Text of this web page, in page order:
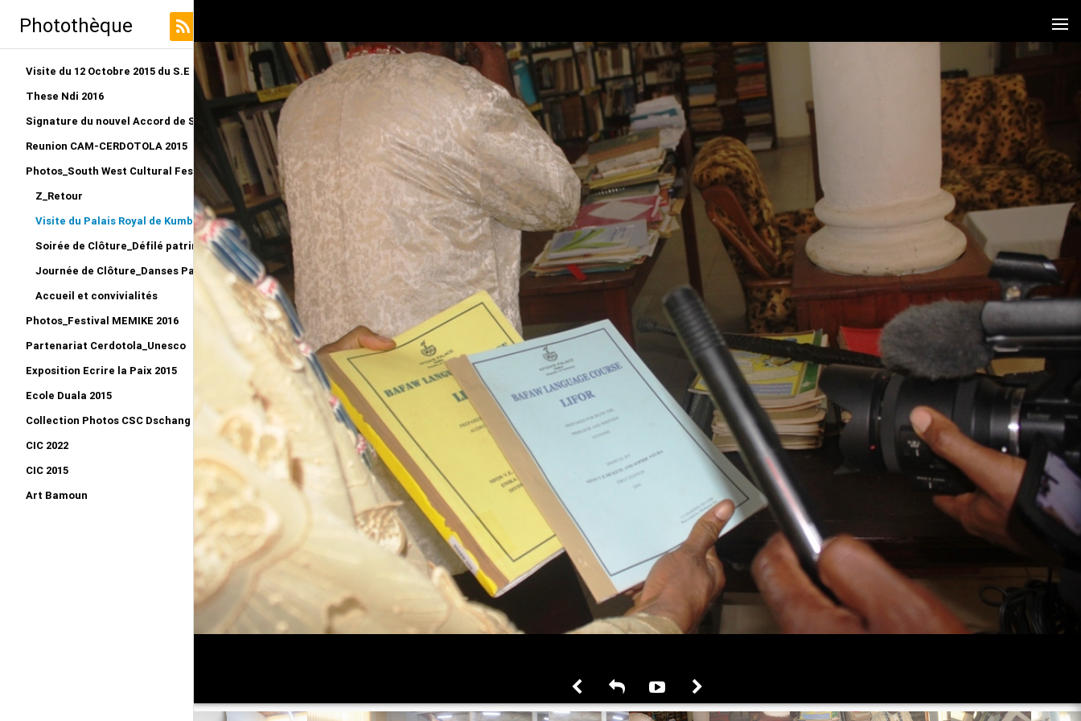
Photothèque
Visite du 12 Octobre 2015 du S.E au LRO
These Ndi 2016
Signature du nouvel Accord de Siège CERDOTOLA
Reunion CAM-CERDOTOLA 2015
Photos_South West Cultural Festival_Kumba 2015
Z_Retour
Visite du Palais Royal de Kumba_Reportage
Soirée de Clôture_Défilé patriminial et remise des Prix
Journée de Clôture_Danses Patrimoniales
Accueil et convivialités
Photos_Festival MEMIKE 2016
Partenariat Cerdotola_Unesco
Exposition Ecrire la Paix 2015
Ecole Duala 2015
Collection Photos CSC Dschang 2015
CIC 2022
CIC 2015
Art Bamoun